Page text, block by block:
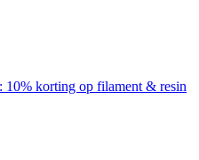
​​10% korting op filament & resin